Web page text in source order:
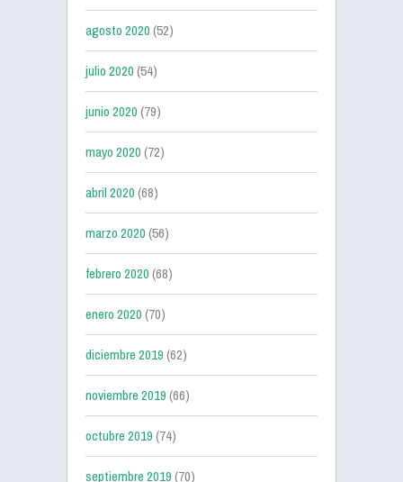
agosto 2020(52)
julio 2020(54)
junio 2020(79)
mayo 2020(72)
abril 2020(68)
marzo 2020(56)
febrero 2020(68)
enero 2020(70)
diciembre 2019(62)
noviembre 2019(66)
octubre 2019(74)
septiembre 2019(70)